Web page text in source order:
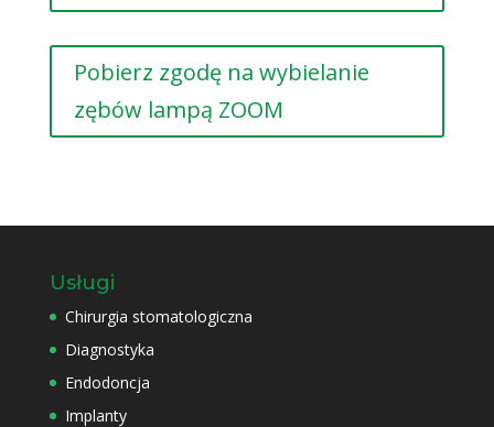
Pobierz zgodę na wybielanie
zębów lampą ZOOM
Usługi
Chirurgia stomatologiczna
Diagnostyka
Endodoncja
Implanty